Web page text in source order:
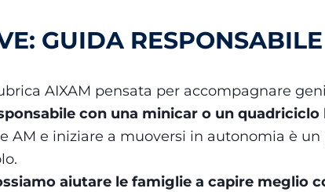
GUIDA
AIXAM pensata per accompagnare
con una minicar o un quadriciclo
AM e iniziare a muoversi in autonomia è
aiutare le famiglie a capire meglio